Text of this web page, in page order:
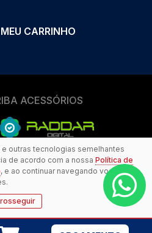
outras tecnologias semelhantes
de acordo com a nossa Política de
, e ao continuar navegando você
MEU CARRINHO
ACESSÓRIOS